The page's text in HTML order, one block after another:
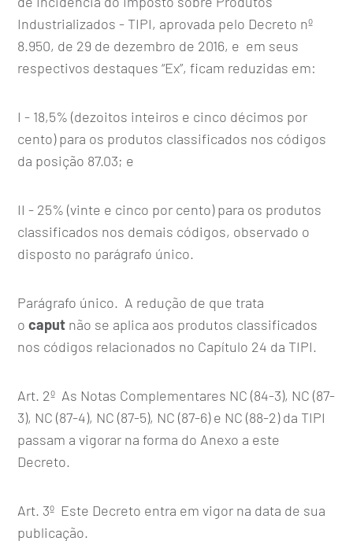
Industrializados - TIPI, aprovada pelo Decreto nº
8.950, de 29 de dezembro de 2016, e em seus
respectivos destaques “Ex”, ficam reduzidas em:
I - 18,5% (dezoitos inteiros e cinco décimos por
cento) para os produtos classificados nos códigos
da posição 87.03; e
II - 25% (vinte e cinco por cento) para os produtos
classificados nos demais códigos, observado o
disposto no parágrafo único.
Parágrafo único. A redução de que trata
ocaput não se aplica aos produtos classificados
nos códigos relacionados no Capítulo 24 da TIPI.
Art. 2º As Notas Complementares NC (84-3), NC (87-
3), NC (87-4), NC (87-5), NC (87-6) e NC (88-2) da TIPI
passam a vigorar na forma do Anexo a este
Decreto.
Art. 3º Este Decreto entra em vigor na data de sua
publicação.